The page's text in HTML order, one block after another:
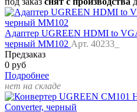
Адаптер UGREEN HDMI to
черный MM102 Арт. 40233_
Предзаказ
0 руб
Подробнее
нет на складе